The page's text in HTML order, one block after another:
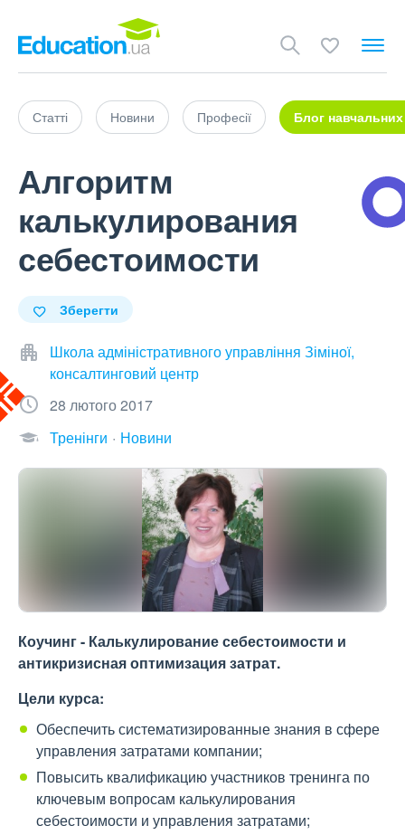
Статті Новини Професії Блог навчальних
Алгоритм
калькулирования
себестоимости
Зберегти
Школа адміністративного управління Зіміної,
консалтинговий центр
28 лютого 2017
Тренінги
Новини
Коучинг - Калькулирование себестоимости и
антикризисная оптимизация затрат.
Цели курса:
Обеспечить систематизированные знания в сфере
управления затратами компании;
Повысить квалификацию участников тренинга по
ключевым вопросам калькулирования
себестоимости и управления затратами;